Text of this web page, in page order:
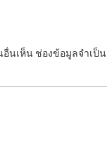
อื่นเห็น ช่องข้อมูลจำเป็